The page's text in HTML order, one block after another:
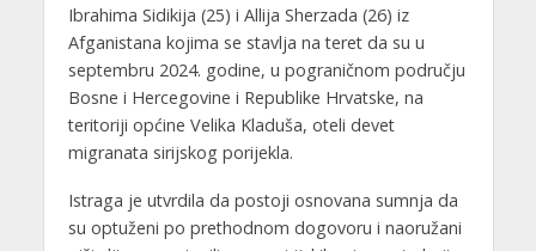
Ibrahima Sidikija (25) i Allija Sherzada (26) iz
Afganistana kojima se stavlja na teret da su u
septembru 2024. godine, u pograničnom području
Bosne i Hercegovine i Republike Hrvatske, na
teritoriji općine Velika Kladuša, oteli devet
migranata sirijskog porijekla.
Istraga je utvrdila da postoji osnovana sumnja da
su optuženi po prethodnom dogovoru i naoružani